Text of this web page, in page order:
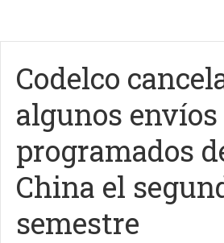
Codelco
algunos envíos
programados
China el
semestre